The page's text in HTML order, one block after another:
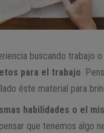
buscando trabajo
para el trabajo.
éste material para
habilidades o el
que tenemos algo